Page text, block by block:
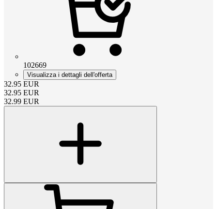
102669
Visualizza i dettagli dell'offerta
32.95 EUR
32.95 EUR
32.99 EUR